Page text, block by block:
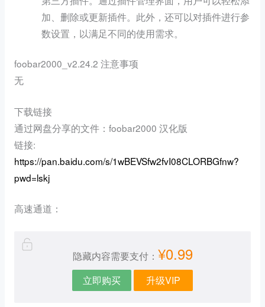
加、删除或更新插件。此外，还可以对插件进行参
数设置，以满足不同的使用需求。
foobar2000_v2.24.2 注意事项
无
下载链接
通过网盘分享的文件：foobar2000 汉化版
链接:
https://pan.baidu.com/s/1wBEVSfw2fvI08CLORBGfnw?
pwd=lskj
高速通道：
隐藏内容需要支付： ¥0.99
立即购买 升级VIP